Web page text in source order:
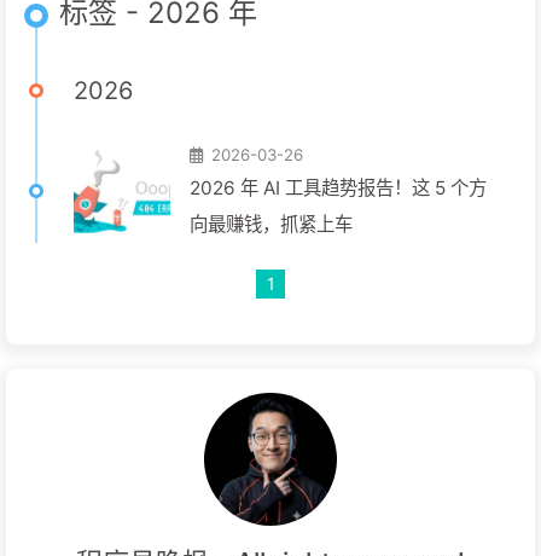
标签 - 2026 年
2026
2026-03-26
2026 年 AI 工具趋势报告！这 5 个方
向最赚钱，抓紧上车
1